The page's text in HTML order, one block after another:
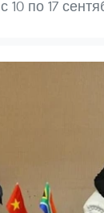
по 17